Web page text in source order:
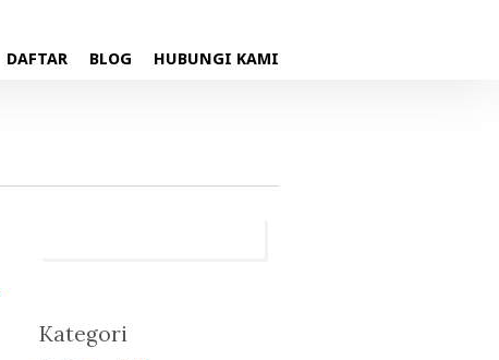
DAFTAR BLOG HUBUNGI KAMI
Kategori